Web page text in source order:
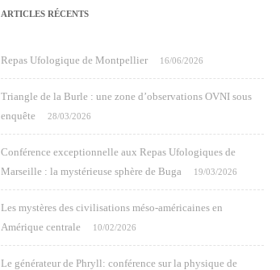
ARTICLES RÉCENTS
Repas Ufologique de Montpellier 16/06/2026
Triangle de la Burle : une zone d’observations OVNI sous
enquête
28/03/2026
Conférence exceptionnelle aux Repas Ufologiques de
Marseille : la mystérieuse sphère de Buga
19/03/2026
Les mystères des civilisations méso-américaines en
Amérique centrale
10/02/2026
Le générateur de Phryll: conférence sur la physique de